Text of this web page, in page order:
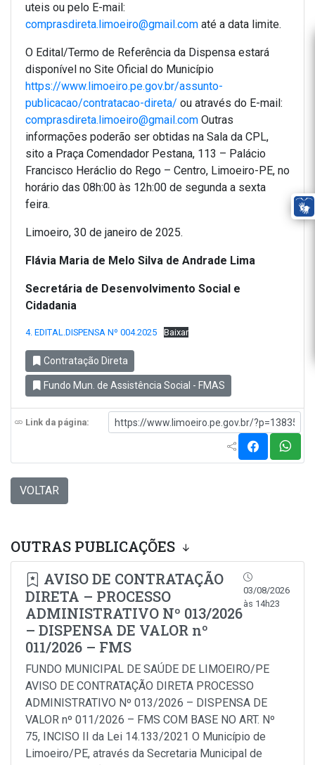
uteis ou pelo E-mail:
comprasdireta.limoeiro@gmail.com até a data limite.
O Edital/Termo de Referência da Dispensa estará
disponível no Site Oficial do Município
https://www.limoeiro.pe.gov.br/assunto-
publicacao/contratacao-direta/ ou através do E-mail:
comprasdireta.limoeiro@gmail.com Outras
informações poderão ser obtidas na Sala da CPL,
sito a Praça Comendador Pestana, 113 – Palácio
Francisco Heráclio do Rego – Centro, Limoeiro-PE, no
horário das 08h:00 às 12h:00 de segunda a sexta
feira.
Limoeiro, 30 de janeiro de 2025.
Flávia Maria de Melo Silva de Andrade Lima
Secretária de Desenvolvimento Social e
Cidadania
4. EDITAL.DISPENSA Nº 004.2025 Baixar
Contratação Direta
Fundo Mun. de Assistência Social - FMAS
Link da página:
VOLTAR
OUTRAS PUBLICAÇÕES
AVISO DE CONTRATAÇÃO
DIRETA – PROCESSO
ADMINISTRATIVO Nº 013/2026
– DISPENSA DE VALOR nº
011/2026 – FMS
03/08/2026
às 14h23
FUNDO MUNICIPAL DE SAÚDE DE LIMOEIRO/PE
AVISO DE CONTRATAÇÃO DIRETA PROCESSO
ADMINISTRATIVO Nº 013/2026 – DISPENSA DE
VALOR nº 011/2026 – FMS COM BASE NO ART. Nº
75, INCISO II da Lei 14.133/2021 O Município de
Limoeiro/PE, através da Secretaria Municipal de